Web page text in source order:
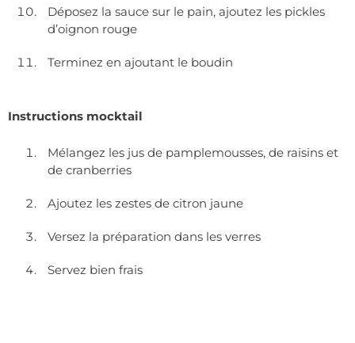
Déposez la sauce sur le pain, ajoutez les pickles
d’oignon rouge
Terminez en ajoutant le boudin
Instructions mocktail
Mélangez les jus de pamplemousses, de raisins et
de cranberries
Ajoutez les zestes de citron jaune
Versez la préparation dans les verres
Servez bien frais